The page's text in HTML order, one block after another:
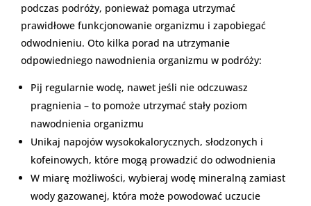
podczas podróży, ponieważ pomaga utrzymać
prawidłowe funkcjonowanie organizmu i zapobiegać
odwodnieniu. Oto kilka porad na utrzymanie
odpowiedniego nawodnienia organizmu w podróży:
Pij regularnie wodę, nawet jeśli nie odczuwasz
pragnienia – to pomoże utrzymać stały poziom
nawodnienia organizmu
Unikaj napojów wysokokalorycznych, słodzonych i
kofeinowych, które mogą prowadzić do odwodnienia
W miarę możliwości, wybieraj wodę mineralną zamiast
wody gazowanej, która może powodować uczucie